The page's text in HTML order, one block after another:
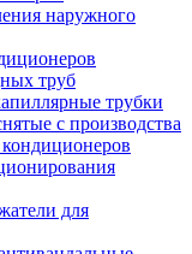
наружного
труб
трубки
с производства
для